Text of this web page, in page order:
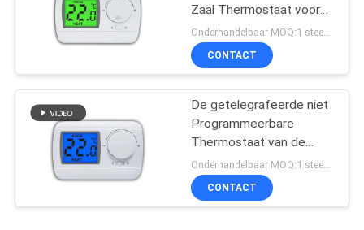
Zaal Thermostaat voor
Vloer
Verwarmingssysteem
Onderhandelbaar MOQ:1 steekproef/overeen te komen
CONTACT
De getelegrafeerde niet
Programmeerbare
Thermostaat van de
Gasboiler met NTC-
Sensor 230V
CONTACT